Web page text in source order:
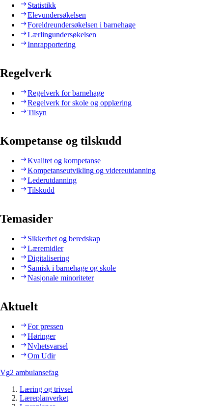
Statistikk
Elevundersøkelsen
Foreldreundersøkelsen i barnehage
Lærlingundersøkelsen
Innrapportering
Regelverk
Regelverk for barnehage
Regelverk for skole og opplæring
Tilsyn
Kompetanse og tilskudd
Kvalitet og kompetanse
Kompetanseutvikling og videreutdanning
Lederutdanning
Tilskudd
Temasider
Sikkerhet og beredskap
Læremidler
Digitalisering
Samisk i barnehage og skole
Nasjonale minoriteter
Aktuelt
For pressen
Høringer
Nyhetsvarsel
Om Udir
Vg2 ambulansefag
Læring og trivsel
Læreplanverket